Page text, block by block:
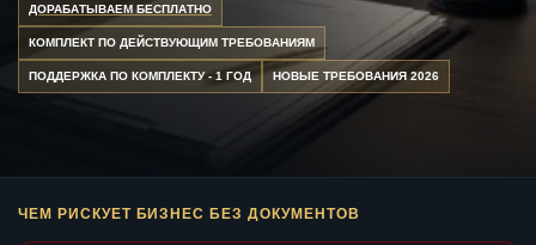
ДОРАБАТЫВАЕМ БЕСПЛАТНО
КОМПЛЕКТ ПО ДЕЙСТВУЮЩИМ ТРЕБОВАНИЯМ
ПОДДЕРЖКА ПО КОМПЛЕКТУ - 1 ГОД НОВЫЕ ТРЕБОВАНИЯ 2026
ЧЕМ РИСКУЕТ БИЗНЕС БЕЗ ДОКУМЕНТОВ